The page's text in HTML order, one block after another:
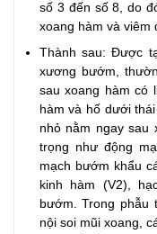
số 3 đến số 8, do
xoang hàm và viêm
Thành sau: Được
xương bướm,
sau xoang hàm có
hàm và hố dưới
nhỏ nằm ngay sau
trọng như động
mạch bướm khẩu
kinh hàm (V2),
bướm. Trong phẫu
nội soi mũi xoang,